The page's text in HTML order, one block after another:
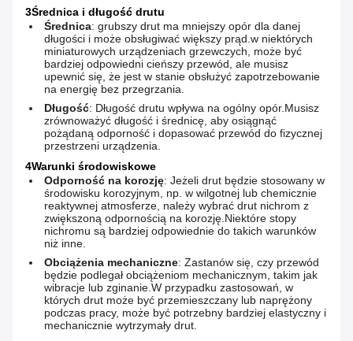
3Średnica i długość drutu
Średnica: grubszy drut ma mniejszy opór dla danej
długości i może obsługiwać większy prąd.w niektórych
miniaturowych urządzeniach grzewczych, może być
bardziej odpowiedni cieńszy przewód, ale musisz
upewnić się, że jest w stanie obsłużyć zapotrzebowanie
na energię bez przegrzania.
Długość: Długość drutu wpływa na ogólny opór.Musisz
zrównoważyć długość i średnicę, aby osiągnąć
pożądaną odporność i dopasować przewód do fizycznej
przestrzeni urządzenia.
4Warunki środowiskowe
Odporność na korozję: Jeżeli drut będzie stosowany w
środowisku korozyjnym, np. w wilgotnej lub chemicznie
reaktywnej atmosferze, należy wybrać drut nichrom z
zwiększoną odpornością na korozję.Niektóre stopy
nichromu są bardziej odpowiednie do takich warunków
niż inne.
Obciążenia mechaniczne: Zastanów się, czy przewód
będzie podlegał obciążeniom mechanicznym, takim jak
wibracje lub zginanie.W przypadku zastosowań, w
których drut może być przemieszczany lub naprężony
podczas pracy, może być potrzebny bardziej elastyczny i
mechanicznie wytrzymały drut.